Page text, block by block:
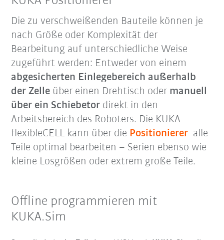
Die zu verschweißenden Bauteile können je
nach Größe oder Komplexität der
Bearbeitung auf unterschiedliche Weise
zugeführt werden: Entweder von einem
abgesicherten Einlegebereich außerhalb
der Zelle über einen Drehtisch oder manuell
über ein Schiebetor direkt in den
Arbeitsbereich des Roboters. Die KUKA
flexibleCELL kann über die Positionierer alle
Teile optimal bearbeiten – Serien ebenso wie
kleine Losgrößen oder extrem große Teile.
Offline programmieren mit
KUKA.Sim